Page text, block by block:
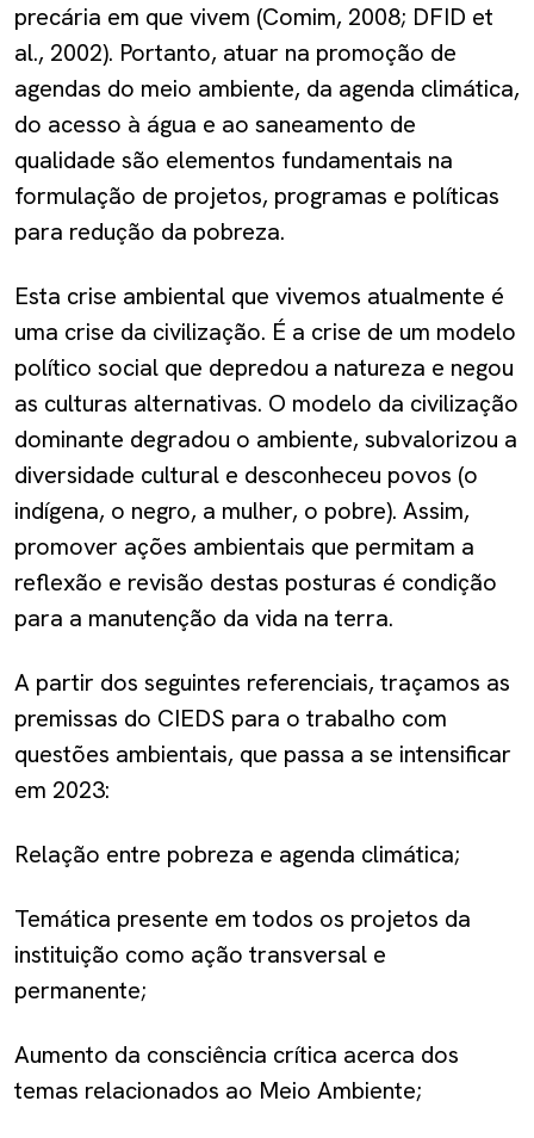
precária em que vivem (Comim, 2008; DFID et
al., 2002). Portanto, atuar na promoção de
agendas do meio ambiente, da agenda climática,
do acesso à água e ao saneamento de
qualidade são elementos fundamentais na
formulação de projetos, programas e políticas
para redução da pobreza.
Esta crise ambiental que vivemos atualmente é
uma crise da civilização. É a crise de um modelo
político social que depredou a natureza e negou
as culturas alternativas. O modelo da civilização
dominante degradou o ambiente, subvalorizou a
diversidade cultural e desconheceu povos (o
indígena, o negro, a mulher, o pobre). Assim,
promover ações ambientais que permitam a
reflexão e revisão destas posturas é condição
para a manutenção da vida na terra.
A partir dos seguintes referenciais, traçamos as
premissas do CIEDS para o trabalho com
questões ambientais, que passa a se intensificar
em 2023:
Relação entre pobreza e agenda climática;
Temática presente em todos os projetos da
instituição como ação transversal e
permanente;
Aumento da consciência crítica acerca dos
temas relacionados ao Meio Ambiente;